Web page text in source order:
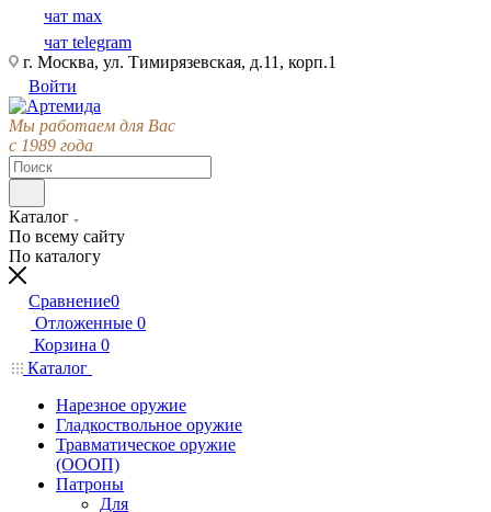
чат max
чат telegram
г. Москва, ул. Тимирязевская, д.11, корп.1
Войти
Мы работаем для Вас
с 1989 года
Каталог
По всему сайту
По каталогу
Сравнение0
Отложенные 0
Корзина 0
Каталог
Нарезное оружие
Гладкоствольное оружие
Травматическое оружие
(ОООП)
Патроны
Для